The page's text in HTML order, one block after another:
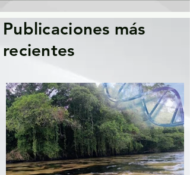
Publicaciones más
recientes